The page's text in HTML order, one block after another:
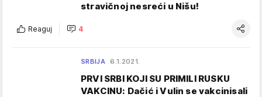
stravičnoj nesreći u Nišu!
Reaguj 4
SRBIJA 6.1.2021.
PRVI SRBI KOJI SU PRIMILI RUSKU
VAKCINU: Dačić i Vulin se vakcinisali